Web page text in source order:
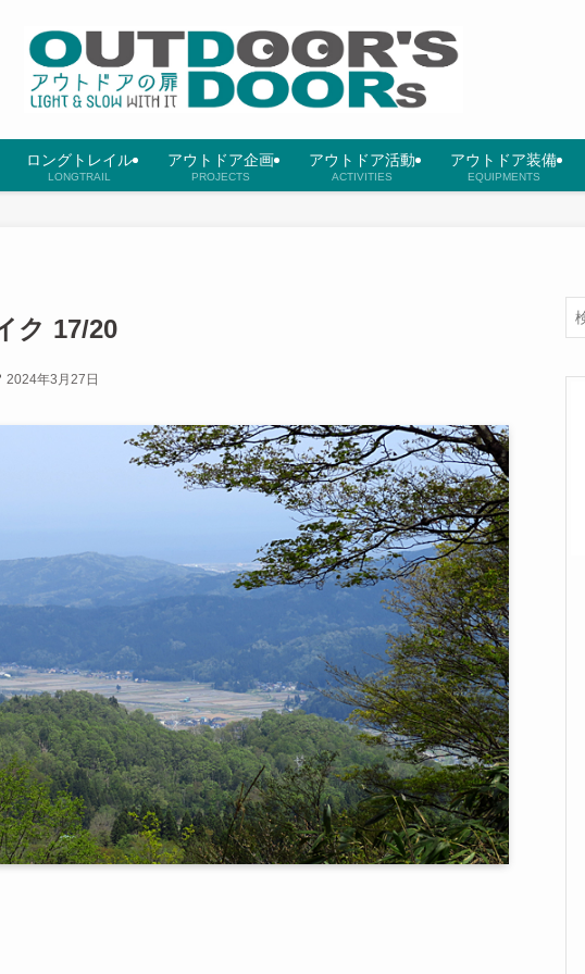
ロングトレイル
LONGTRAIL
アウトドア企画
PROJECTS
アウトドア活動
ACTIVITIES
アウトドア装備
EQUIPMENTS
ク 17/20
2024年3月27日